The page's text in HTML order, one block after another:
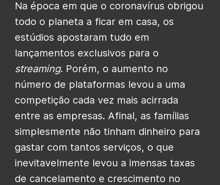
Na época em que o coronavírus obrigou
todo o planeta a ficar em casa, os
estúdios apostaram tudo em
lançamentos exclusivos para o
streaming. Porém, o aumento no
número de plataformas levou a uma
competição cada vez mais acirrada
entre as empresas. Afinal, as famílias
simplesmente não tinham dinheiro para
gastar com tantos serviços, o que
inevitavelmente levou a imensas taxas
de cancelamento e crescimento no